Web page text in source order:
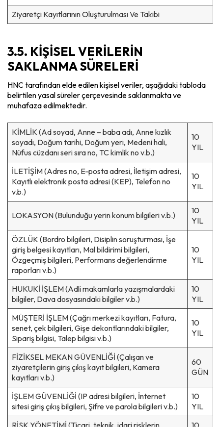
Ziyaretçi Kayıtlarının Oluşturulması Ve Takibi
3.5. KİŞİSEL VERİLERİN
SAKLANMA SÜRELERİ
HNC tarafından elde edilen kişisel veriler, aşağıdaki tabloda
belirtilen yasal süreler çerçevesinde saklanmakta ve
muhafaza edilmektedir.
KİMLİK (Ad soyad, Anne – baba adı, Anne kızlık
soyadı, Doğum tarihi, Doğum yeri, Medeni hali,
Nüfus cüzdanı seri sıra no, TC kimlik no v.b.)
10
YIL
İLETİŞİM (Adres no, E-posta adresi, İletişim adresi,
Kayıtlı elektronik posta adresi (KEP), Telefon no
v.b.)
10
YIL
LOKASYON (Bulunduğu yerin konum bilgileri v.b.)
10
YIL
ÖZLÜK (Bordro bilgileri, Disiplin soruşturması, İşe
giriş belgesi kayıtları, Mal bildirimi bilgileri,
Özgeçmiş bilgileri, Performans değerlendirme
raporları v.b.)
10
YIL
HUKUKİ İŞLEM (Adli makamlarla yazışmalardaki
bilgiler, Dava dosyasındaki bilgiler v.b.)
10
YIL
MÜŞTERİ İŞLEM (Çağrı merkezi kayıtları, Fatura,
senet, çek bilgileri, Gişe dekontlarındaki bilgiler,
Sipariş bilgisi, Talep bilgisi v.b.)
10
YIL
FİZİKSEL MEKAN GÜVENLİĞİ (Çalışan ve
ziyaretçilerin giriş çıkış kayıt bilgileri, Kamera
kayıtları v.b.)
60
GÜN
İŞLEM GÜVENLİĞİ (IP adresi bilgileri, İnternet
sitesi giriş çıkış bilgileri, Şifre ve parola bilgileri v.b.)
10
YIL
RİSK YÖNETİMİ (Ticari, teknik, idari risklerin
10